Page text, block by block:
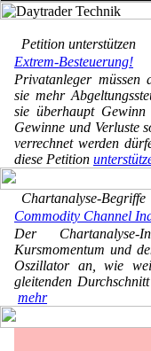
Petition unterstützen
Extrem-Besteuerung!
Privatanleger müssen
sie mehr
sie überhaupt
Gewinne und Verluste
verrechnet werden
diese Petition
Chartanalyse-Begriffe
Commodity Channel
Der
Kursmomentum und
Oszillator an, wie
gleitenden
mehr